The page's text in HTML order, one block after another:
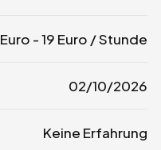
Euro -19 Euro / Stunde
02/10/2026
Keine Erfahrung